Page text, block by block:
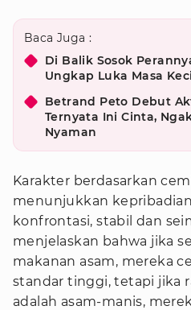
Baca Juga :
Di Balik Sosok
Ungkap Luka Masa
Betrand Peto Debut
Ternyata Ini Cinta,
Nyaman
Karakter berdasarkan
menunjukkan
konfrontasi, stabil dan
menjelaskan bahwa jika
makanan asam, mereka
standar tinggi, tetapi jika
adalah asam-manis,